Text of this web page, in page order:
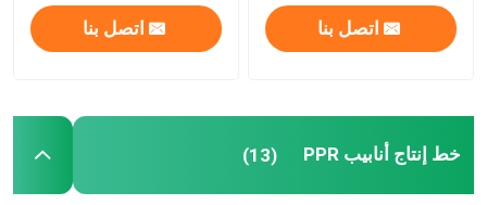
اتصل بنا اتصل بنا
خط إنتاج أنابيب PPR (13)